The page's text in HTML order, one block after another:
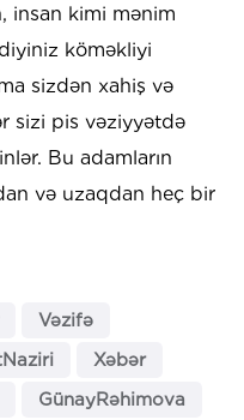
insan kimi mənim
köməkliyi
sizdən xahiş və
sizi pis vəziyyətdə
Bu adamların
və uzaqdan heç bir
Vəzifə
Xəbər
GünayRəhimova